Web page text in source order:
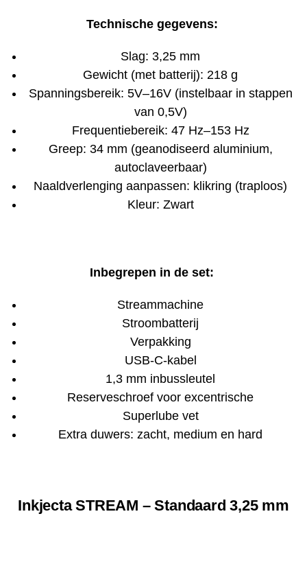
Technische gegevens:
Slag: 3,25 mm
Gewicht (met batterij): 218 g
Spanningsbereik: 5V–16V (instelbaar in stappen
van 0,5V)
Frequentiebereik: 47 Hz–153 Hz
Greep: 34 mm (geanodiseerd aluminium,
autoclaveerbaar)
Naaldverlenging aanpassen: klikring (traploos)
Kleur: Zwart
Inbegrepen in de set:
Streammachine
Stroombatterij
Verpakking
USB-C-kabel
1,3 mm inbussleutel
Reserveschroef voor excentrische
Superlube vet
Extra duwers: zacht, medium en hard
Inkjecta STREAM – Standaard 3,25 mm